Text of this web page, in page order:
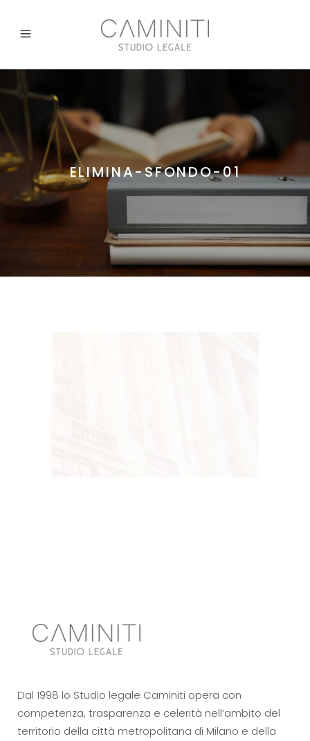
ELIMINA-SFONDO-01
Dal 1998 lo Studio legale Caminiti opera con
competenza, trasparenza e celerità nell’ambito del
territorio della città metropolitana di Milano e della